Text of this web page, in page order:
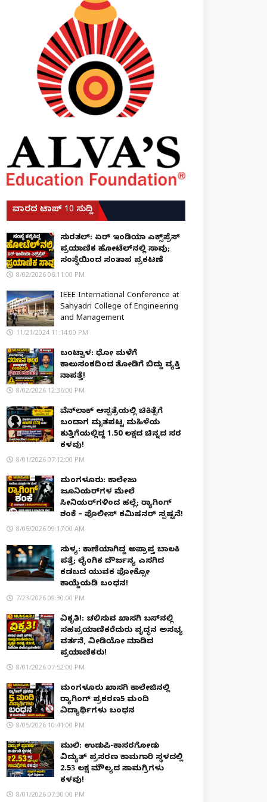
ವಾರದ ಟಾಪ್ 10 ಸುದ್ದಿ
ಸುರತ್ಕಲ್: ಏರ್ ಇಂಡಿಯಾ ಎಕ್ಸ್‌ಪ್ರೆಸ್
ಪ್ರಯಾಣಿಕ ಹೋಟೆಲ್‌ನಲ್ಲಿ ಸಾವು;
ಸಂಸ್ಥೆಯಿಂದ ಸಂತಾಪ ಪ್ರಕಟಣೆ
8/02/2026 06:11:00 PM
IEEE International Conference at
Sahyadri College of Engineering
and Management
11/21/2024 11:14:00 PM
ಬಂಟ್ವಾಳ: ಧೋ ಮಳೆಗೆ
ಕಾಲುಸಂಕದಿಂದ ತೋಡಿಗೆ ಬಿದ್ದು ವ್ಯಕ್ತಿ
ನಾಪತ್ತೆ!
8/02/2026 12:36:00 PM
ವೆನ್‌ಲಾಕ್ ಆಸ್ಪತ್ರೆಯಲ್ಲಿ ಚಿಕಿತ್ಸೆಗೆ
ಬಂದಾಗ ಮೃತಪಟ್ಟ ಮಹಿಳೆಯ
ಕುತ್ತಿಗೆಯಲ್ಲಿದ್ದ ₹1.50 ಲಕ್ಷದ ಚಿನ್ನದ ಸರ
ಕಳವು!
8/01/2026 07:12:00 PM
ಮಂಗಳೂರು: ಕಾಲೇಜು
ಜೂನಿಯರ್‌ಗಳ ಮೇಲೆ
ಸೀನಿಯರ್‌ಗಳಿಂದ ಹಲ್ಲೆ; ರ‌್ಯಾಗಿಂಗ್
ಶಂಕೆ – ಪೊಲೀಸ್ ಕಮಿಷನರ್ ಸ್ಪಷ್ಟನೆ!
8/05/2026 09:17:00 AM
ಸುಳ್ಯ: ಕಾಣೆಯಾಗಿದ್ದ ಅಪ್ರಾಪ್ತ ಬಾಲಕಿ
ಪತ್ತೆ; ಲೈಂಗಿಕ ದೌರ್ಜನ್ಯ ಎಸಗಿದ
ಕಡಬದ ಯುವಕ ಪೋಕ್ಸೋ
ಕಾಯ್ದೆಯಡಿ ಬಂಧನ!
7/23/2026 09:30:00 PM
ವಿಕೃತಿ!: ಚಲಿಸುವ ಖಾಸಗಿ ಬಸ್‌ನಲ್ಲಿ
ಸಹಪ್ರಯಾಣಿಕರೆದುರು ವೃದ್ಧನ ಅಸಭ್ಯ
ವರ್ತನೆ, ವೀಡಿಯೋ ಮಾಡಿದ
ಪ್ರಯಾಣಿಕರು!
8/01/2026 07:52:00 PM
ಮಂಗಳೂರು ಖಾಸಗಿ ಕಾಲೇಜಿನಲ್ಲಿ
ರ‌್ಯಾಗಿಂಗ್ ಪ್ರಕರಣ5 ಮಂದಿ
ವಿದ್ಯಾರ್ಥಿಗಳು ಬಂಧನ
8/05/2026 10:41:00 PM
ಮುಲ್ಕಿ: ಉಡುಪಿ-ಕಾಸರಗೋಡು
ವಿದ್ಯುತ್ ಪ್ರಸರಣ ಕಾಮಗಾರಿ ಸ್ಥಳದಲ್ಲಿ
₹2.53 ಲಕ್ಷ ಮೌಲ್ಯದ ಸಾಮಗ್ರಿಗಳು
ಕಳವು!
8/01/2026 07:30:00 PM